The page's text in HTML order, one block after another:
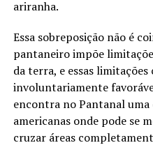
ariranha.
Essa sobreposição não é
pantaneiro impõe
da terra, e essas
involuntariamente
encontra no Pantanal
americanas onde pode se
cruzar áreas